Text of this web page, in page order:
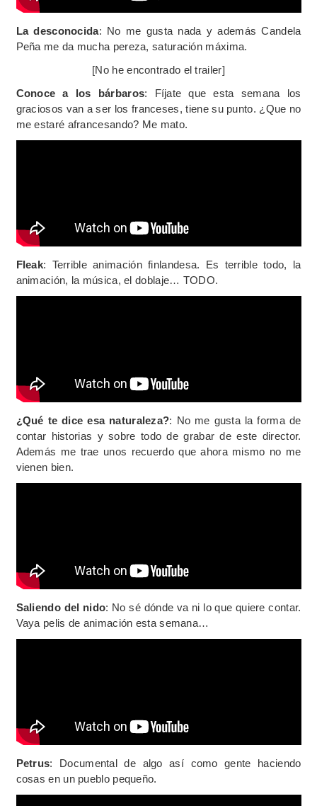
La desconocida: No me gusta nada y además Candela
Peña me da mucha pereza, saturación máxima.
[No he encontrado el trailer]
Conoce a los bárbaros: Fíjate que esta semana los
graciosos van a ser los franceses, tiene su punto. ¿Que no
me estaré afrancesando? Me mato.
Fleak: Terrible animación finlandesa. Es terrible todo, la
animación, la música, el doblaje… TODO.
¿Qué te dice esa naturaleza?: No me gusta la forma de
contar historias y sobre todo de grabar de este director.
Además me trae unos recuerdo que ahora mismo no me
vienen bien.
Saliendo del nido: No sé dónde va ni lo que quiere contar.
Vaya pelis de animación esta semana…
Petrus: Documental de algo así como gente haciendo
cosas en un pueblo pequeño.